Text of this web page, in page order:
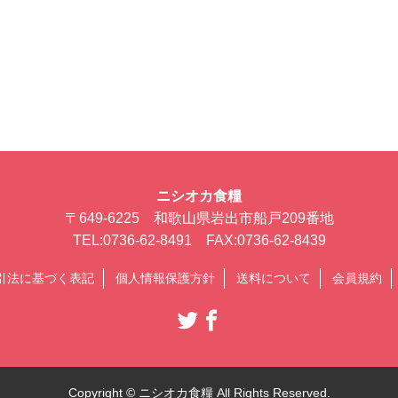
ニシオカ食糧
〒649-6225 和歌山県岩出市船戸209番地
TEL:0736-62-8491 FAX:0736-62-8439
法に基づく表記 個人情報保護方針 送料について 会員規約
Copyright © ニシオカ食糧 All Rights Reserved.